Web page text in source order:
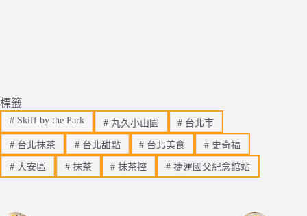
標籤
#Skiff by the Park #丸久小山園 # 台北市
#台北抹茶 #台北甜點 # 台北美食 # 史奇福
#大安區 #抹茶 # 抹茶控 # 捷運國父紀念館站